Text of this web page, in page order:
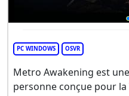
PC WINDOWS OSVR
Metro Awakening est
personne conçue pour la